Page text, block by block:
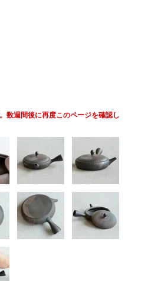
数週間後に再度このページを確認し